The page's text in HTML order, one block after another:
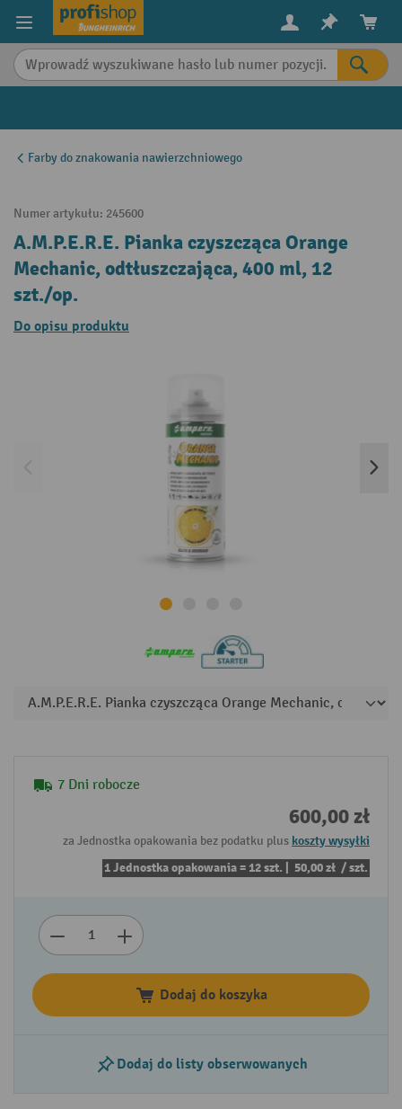
content
Farby do znakowania nawierzchniowego
Numer artykułu: 245600
A.M.P.E.R.E. Pianka czyszcząca Orange
Mechanic, odtłuszczająca, 400 ml, 12
szt./op.
Do opisu produktu
7 Dni robocze
600,00 zł
za Jednostka opakowania bez podatku plus koszty wysyłki
1 Jednostka opakowania = 12 szt. | 50,00 zł / szt.
Dodaj do koszyka
Dodaj do listy obserwowanych